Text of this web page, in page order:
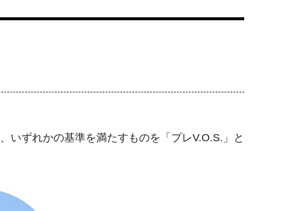
いずれかの基準を満たすものを「プレV.O.S.」と